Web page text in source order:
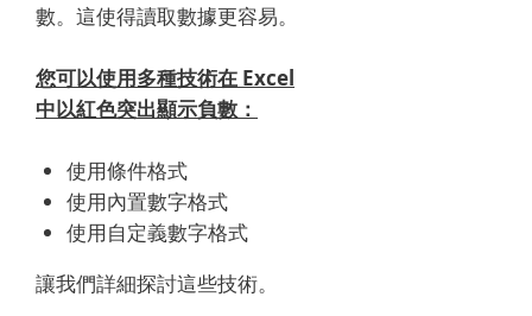
數。 這使得讀取數據更容易。
您可以使用多種技術在 Excel
中以紅色突出顯示負數：
使用條件格式
使用內置數字格式
使用自定義數字格式
讓我們詳細探討這些技術。